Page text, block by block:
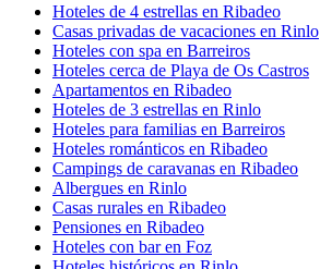
Hoteles de 4 estrellas en Ribadeo
Casas privadas de vacaciones en Rinlo
Hoteles con spa en Barreiros
Hoteles cerca de Playa de Os Castros
Apartamentos en Ribadeo
Hoteles de 3 estrellas en Rinlo
Hoteles para familias en Barreiros
Hoteles románticos en Ribadeo
Campings de caravanas en Ribadeo
Albergues en Rinlo
Casas rurales en Ribadeo
Pensiones en Ribadeo
Hoteles con bar en Foz